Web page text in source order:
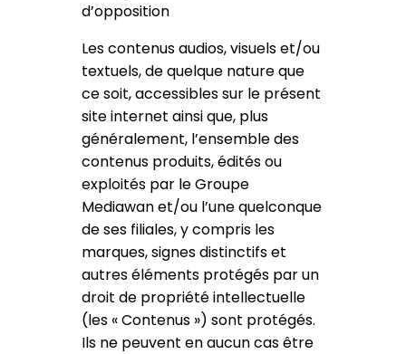
d’opposition
Les contenus audios, visuels et/ou
textuels, de quelque nature que
ce soit, accessibles sur le présent
site internet ainsi que, plus
généralement, l’ensemble des
contenus produits, édités ou
exploités par le Groupe
Mediawan et/ou l’une quelconque
de ses filiales, y compris les
marques, signes distinctifs et
autres éléments protégés par un
droit de propriété intellectuelle
(les « Contenus ») sont protégés.
Ils ne peuvent en aucun cas être